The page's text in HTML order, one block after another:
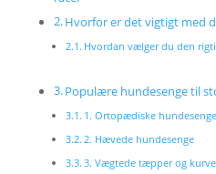
Hvorfor er det vigtigt med
Hvordan vælger du den
Populære hundesenge til
1. Ortopædiske hundesenge
2. Hævede hundesenge
3. Vægtede tæpper og kurve